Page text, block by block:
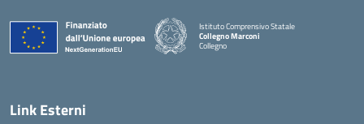
Istituto Comprensivo Statale
Collegno Marconi
Collegno
Link Esterni